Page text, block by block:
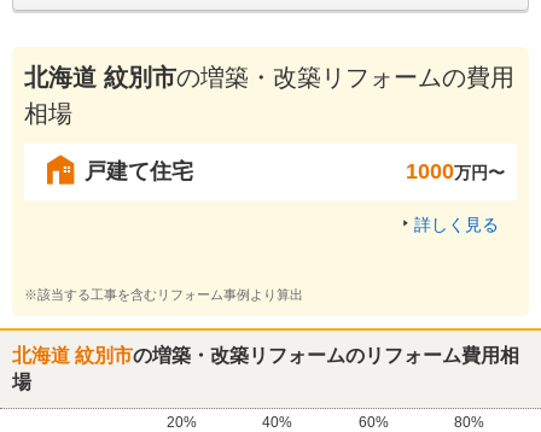
北海道 紋別市の増築・改築リフォームの費用
相場
戸建て住宅 1000万円〜
詳しく見る
※該当する工事を含むリフォーム事例より算出
北海道 紋別市の増築・改築リフォームのリフォーム費用相
場
20% 40% 60%
80%